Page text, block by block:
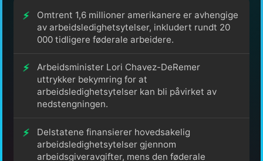
Omtrent 1,6 millioner amerikanere er avhengige
av arbeidsledighetsytelser, inkludert rundt 20
000 tidligere føderale arbeidere.
Arbeidsminister Lori Chavez-DeRemer
uttrykker bekymring for at
arbeidsledighetsytelser kan bli påvirket av
nedstengningen.
Delstatene finansierer hovedsakelig
arbeidsledighetsytelser gjennom
arbeidsgiveravgifter, mens den føderale